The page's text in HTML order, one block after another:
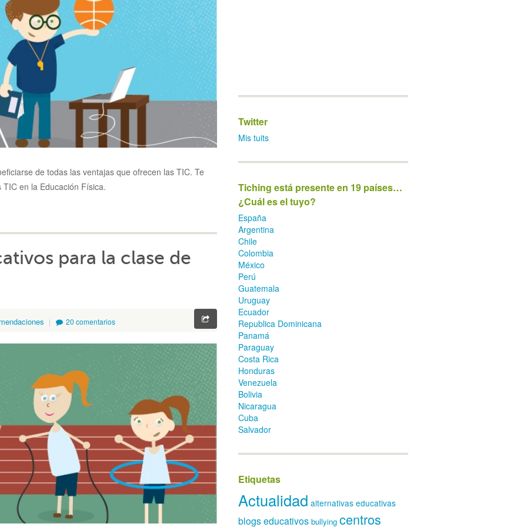
de todas las ventajas que ofrecen las TIC. Te
en la Educación Física.
para la clase de
20 comentarios
Twitter
Mis tuits
Tiching está presente en 19 países…
¿Cuál es el tuyo?
España
Argentina
Chile
Colombia
México
Perú
Guatemala
Uruguay
Ecuador
Republica Dominicana
Panamá
Paraguay
Costa Rica
Honduras
Venezuela
Bolivia
Nicaragua
Cuba
Salvador
Etiquetas
Actualidad alternativas educativas
blogs educativos bullying centros